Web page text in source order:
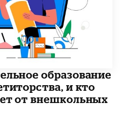
образование
и кто
от внешкольных